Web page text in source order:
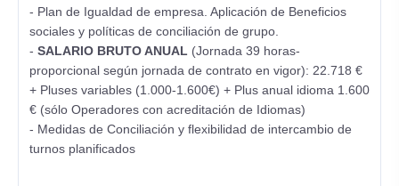
- Plan de Igualdad de empresa. Aplicación de Beneficios
sociales y políticas de conciliación de grupo.
- SALARIO BRUTO ANUAL (Jornada 39 horas-
proporcional según jornada de contrato en vigor): 22.718 €
+ Pluses variables (1.000-1.600€) + Plus anual idioma 1.600
€ (sólo Operadores con acreditación de Idiomas)
- Medidas de Conciliación y flexibilidad de intercambio de
turnos planificados